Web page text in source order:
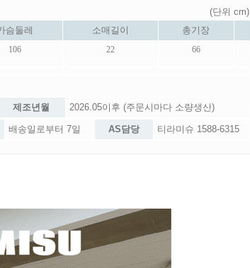
(단위 cm)
슴둘레 소매길이 총기장
106 22 66
제조년월 2026.05이후 (주문시마다 소량생산)
배송일로부터 7일 AS담당 티라미슈 1588-6315